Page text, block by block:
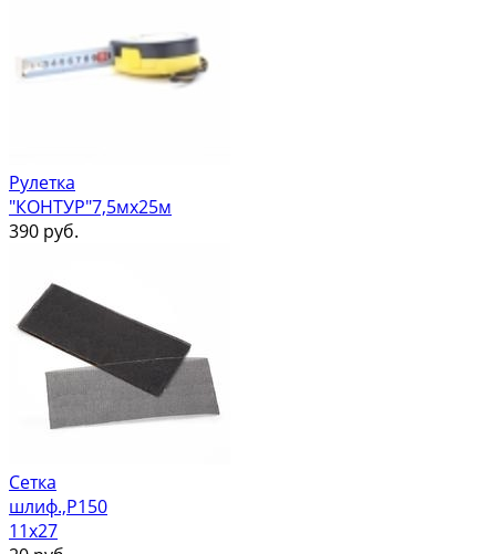
Рулетка
"КОНТУР"7,5мх25м
390 руб.
Сетка
шлиф.,Р150
11х27